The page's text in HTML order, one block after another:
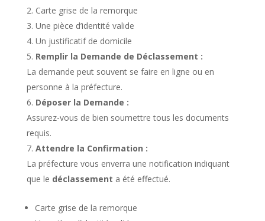
Carte grise de la remorque
Une pièce d’identité valide
Un justificatif de domicile
Remplir la Demande de Déclassement :
La demande peut souvent se faire en ligne ou en
personne à la préfecture.
Déposer la Demande :
Assurez-vous de bien soumettre tous les documents
requis.
Attendre la Confirmation :
La préfecture vous enverra une notification indiquant
que le déclassement a été effectué.
Carte grise de la remorque